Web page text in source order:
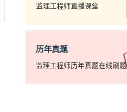
监理工程师直播课堂
历年真题
监理工程师历年真题在线刷题